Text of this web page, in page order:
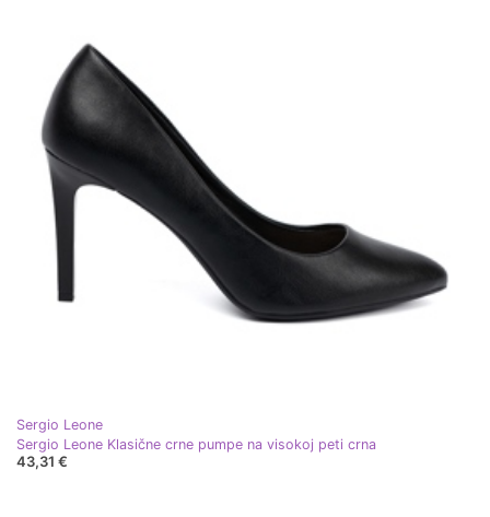
Sergio Leone
Sergio Leone Klasične crne pumpe na visokoj peti crna
43,31 €